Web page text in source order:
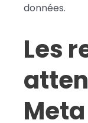
données.
Les